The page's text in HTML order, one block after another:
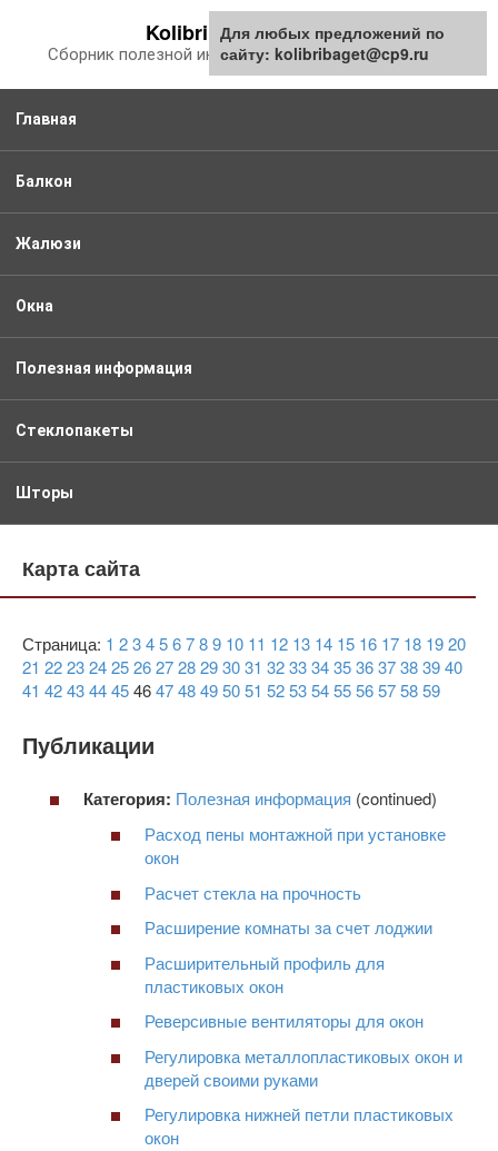
контенту
Kolibribaget.ru
Сборник полезной информации про балкон
Главная
Балкон
Жалюзи
Окна
Полезная информация
Стеклопакеты
Шторы
Карта сайта
Страница: 1 23456789 10 11 12 13 14 15 16 17 18 1920
21 22232425262728293031 323334353637383940
41 42434445464748495051 5253545556575859
Публикации
Категория: Полезная информация (continued)
Расход пены монтажной при установке
окон
Расчет стекла на прочность
Расширение комнаты за счет лоджии
Расширительный профиль для
пластиковых окон
Реверсивные вентиляторы для окон
Регулировка металлопластиковых окон и
дверей своими руками
Регулировка нижней петли пластиковых
окон
Для любых предложений по
сайту: kolibribaget@cp9.ru